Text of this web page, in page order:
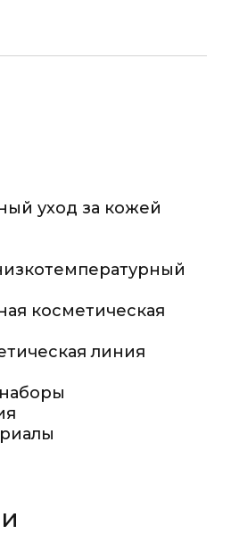
уход за кожей
косметическая
линия